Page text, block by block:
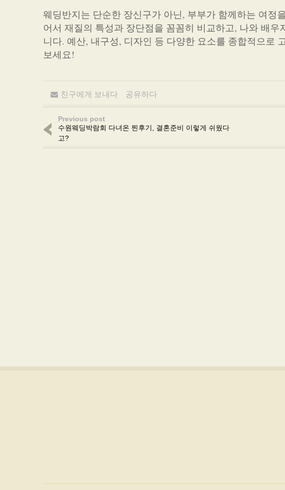
웨딩반지는 단순한 장신구가 아닌, 부부가 함께하는 여정
어서 재질의 특성과 장단점을 꼼꼼히 비교하고, 나와 배
니다. 예산, 내구성, 디자인 등 다양한 요소를 종합적으로
보세요!
친구에게 보내다 공유하다
Previous post
수원웨딩박람회 다녀온 찐후기, 결혼준비 이렇게 쉬웠다
고?